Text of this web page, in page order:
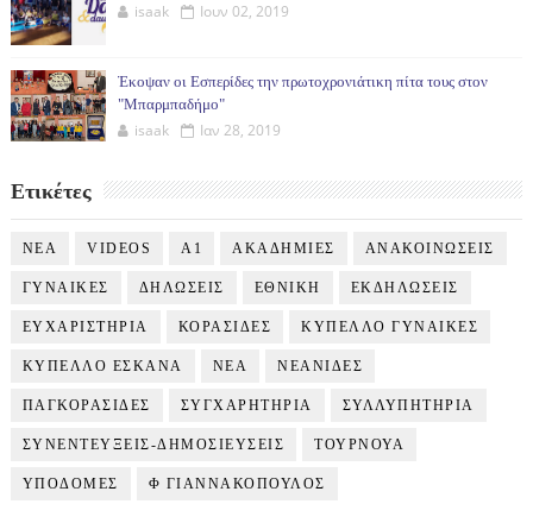
isaak Ιουν 02, 2019
Έκοψαν οι Εσπερίδες την πρωτοχρονιάτικη πίτα τους στον
"Μπαρμπαδήμο"
isaak Ιαν 28, 2019
Ετικέτες
NEA VIDEOS Α1 ΑΚΑΔΗΜΙΕΣ ΑΝΑΚΟΙΝΩΣΕΙΣ
ΓΥΝΑΙΚΕΣ ΔΗΛΩΣΕΙΣ ΕΘΝΙΚΗ ΕΚΔΗΛΩΣΕΙΣ
ΕΥΧΑΡΙΣΤΗΡΙΑ ΚΟΡΑΣΙΔΕΣ ΚΥΠΕΛΛΟ ΓΥΝΑΙΚΕΣ
ΚΥΠΕΛΛΟ ΕΣΚΑΝΑ ΝΕΑ ΝΕΑΝΙΔΕΣ
ΠΑΓΚΟΡΑΣΙΔΕΣ ΣΥΓΧΑΡΗΤΗΡΙΑ ΣΥΛΛΥΠΗΤΗΡΙΑ
ΣΥΝΕΝΤΕΥΞΕΙΣ-ΔΗΜΟΣΙΕΥΣΕΙΣ ΤΟΥΡΝΟΥΑ
ΥΠΟΔΟΜΕΣ Φ ΓΙΑΝΝΑΚΟΠΟΥΛΟΣ